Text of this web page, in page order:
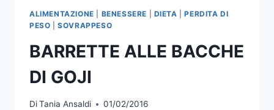
ALIMENTAZIONE BENESSERE DIETA |PERDITA DI
PESO |SOVRAPPESO
BARRETTE ALLE BACCHE
DI GOJI
DiTania Ansaldi 01/02/2016